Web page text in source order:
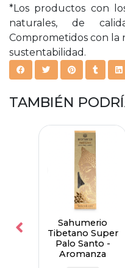
*Los productos con
naturales, de
Comprometidos con la
sustentabilidad.
TAMBIÉN
Sahumerio
Tibetano Super
Palo Santo -
Aromanza